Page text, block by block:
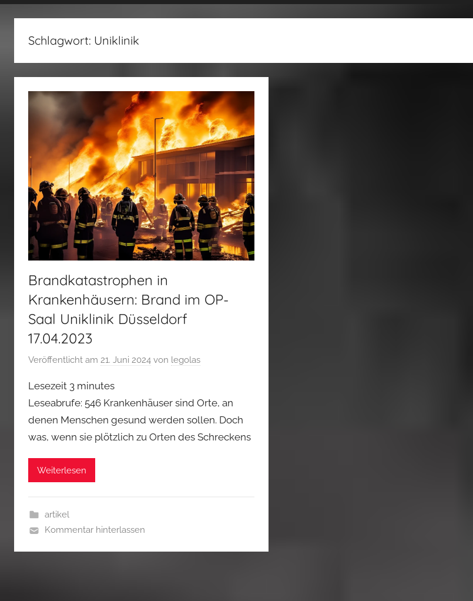
fertig…!
Schlagwort: Uniklinik
Brandkatastrophen in
Krankenhäusern: Brand im OP-
Saal Uniklinik Düsseldorf
17.04.2023
Veröffentlicht am 21. Juni 2024 von legolas
Lesezeit 3 minutes
Leseabrufe: 546 Krankenhäuser sind Orte, an
denen Menschen gesund werden sollen. Doch
was, wenn sie plötzlich zu Orten des Schreckens
Weiterlesen
artikel
Kommentar hinterlassen